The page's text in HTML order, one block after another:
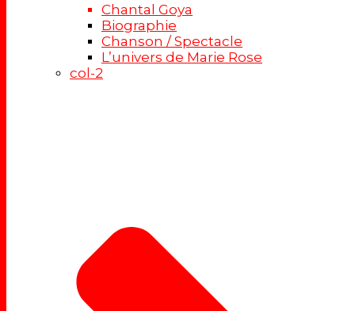
Chantal Goya
Biographie
Chanson / Spectacle
L’univers de Marie Rose
col-2